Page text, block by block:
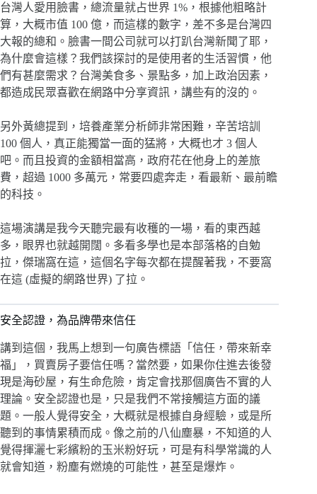
台灣人愛用臉書，總流量就占世界 1%，根據他粗略計
算，大概市值 100 億，而這樣的數字，差不多是台灣四
大報的總和。臉書一間公司就可以打趴台灣新聞了耶，
為什麼會這樣？我們該探討的是使用者的生活習慣，他
們有甚麼需求？台灣美食多、景點多，加上政治因素，
都造成民眾喜歡在網路中分享資訊，講些有的沒的。
另外黃總提到，培養產業分析師非常困難，辛苦培訓
100 個人，真正能獨當一面的猛將，大概也才 3 個人
吧。而且投資的金額相當高，政府花在他身上的差旅
費，超過 1000 多萬元，常要四處奔走，看最新、最前瞻
的科技。
這場演講是我今天聽完最有收穫的一場，看的東西越
多，眼界也就越開闊。多看多學也是本部落格的自勉
拉，傑瑞窩在這，這個名字每次都在提醒著我，不要窩
在這 (虛擬的網路世界) 了拉。
安全認證，為品牌帶來信任
講到這個，我馬上想到一句廣告標語「信任，帶來新幸
福」，買賣房子要信任嗎？當然要，如果你住進去後發
現是海砂屋，有生命危險，肯定會找那個廣告不實的人
理論。安全認證也是，只是我們不常接觸這方面的議
題。一般人覺得安全，大概就是根據自身經驗，或是所
聽到的事情累積而成。像之前的八仙塵暴，不知道的人
覺得揮灑七彩繽粉的玉米粉好玩，可是有科學常識的人
就會知道，粉塵有燃燒的可能性，甚至是爆炸。